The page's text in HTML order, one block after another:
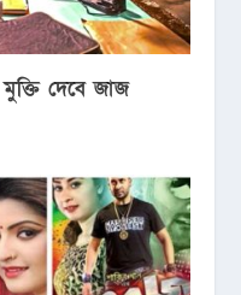
দেবে জাজ